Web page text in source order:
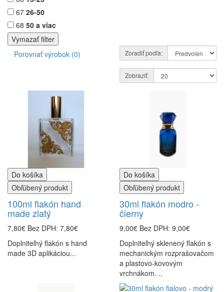
67 26-50
68 50 a viac
Porovnať výrobok (0) Zoradiť podľa:
Zobraziť:
Do košíka
Obľúbený produkt
100ml flakón hand
made zlatý
7,80€ Bez DPH: 7,80€
Doplniteľný flakón s hand
made 3D aplikáciou...
Do košíka
Obľúbený produkt
30ml flakón modro -
čierny
9,00€ Bez DPH: 9,00€
Doplniteľný sklenený flakón s
mechanickým rozprašovačom
a plastovo-kovovým
vrchnákom. ..